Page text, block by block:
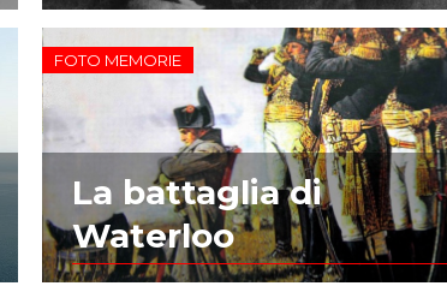
FOTO MEMORIE
La battaglia di
Waterloo